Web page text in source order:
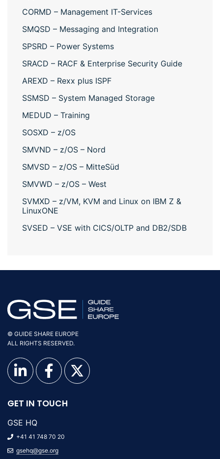
CORMD – Management IT-Services
SMQSD – Messaging and Integration
SPSRD – Power Systems
SRACD – RACF & Enterprise Security Guide
AREXD – Rexx plus ISPF
SSMSD – System Managed Storage
MEDUD – Training
SOSXD – z/OS
SMVND – z/OS – Nord
SMVSD – z/OS – MitteSüd
SMVWD – z/OS – West
SVMXD – z/VM, KVM and Linux on IBM Z &
LinuxONE
SVSED – VSE with CICS/OLTP and DB2/SDB
© GUIDE SHARE EUROPE
ALL RIGHTS RESERVED.
GET IN TOUCH
GSE HQ
+41 41 748 70 20
gsehq@gse.org